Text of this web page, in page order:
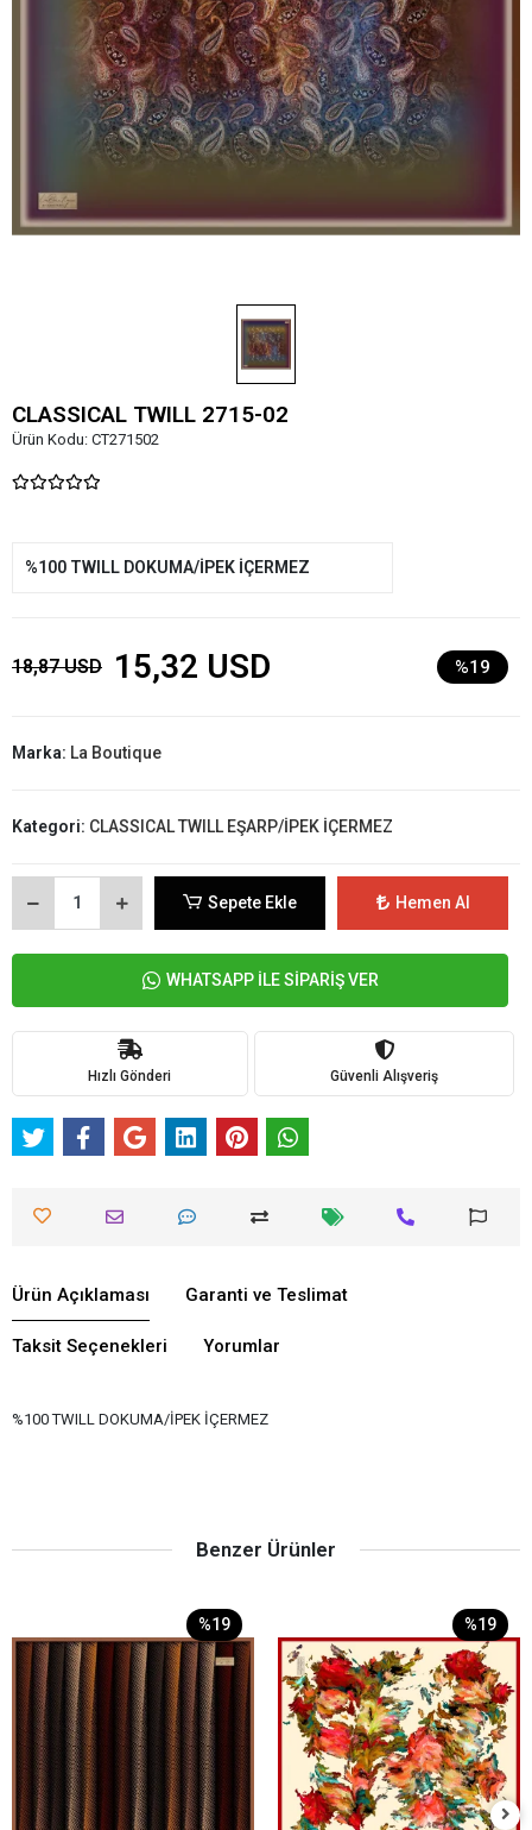
CLASSICAL TWILL 2715-02
Ürün Kodu: CT271502
%100 TWILL DOKUMA/İPEK İÇERMEZ
18,87 USD 15,32 USD %19
Marka: La Boutique
Kategori: CLASSICAL TWILL EŞARP/İPEK İÇERMEZ
Sepete Ekle Hemen Al
WHATSAPP İLE SİPARİŞ VER
Hızlı Gönderi Güvenli Alışveriş
Ürün Açıklaması Garanti ve Teslimat
Taksit Seçenekleri Yorumlar
%100 TWILL DOKUMA/İPEK İÇERMEZ
Benzer Ürünler
%19 %19